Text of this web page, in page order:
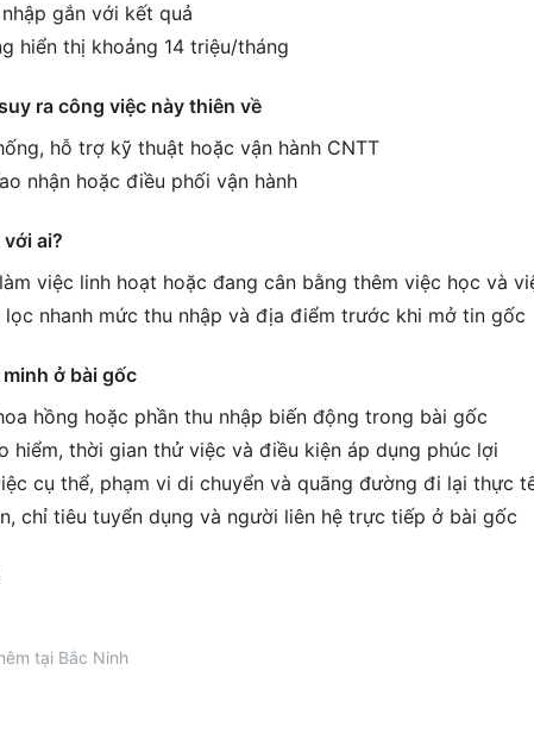
gắn với kết quả
hiển thị khoảng 14 triệu/tháng
ra công việc này thiên về
hỗ trợ kỹ thuật hoặc vận hành CNTT
nhận hoặc điều phối vận hành
ai?
việc linh hoạt hoặc đang cân bằng thêm việc học và
lọc nhanh mức thu nhập và địa điểm trước khi mở tin gốc
ở bài gốc
hồng hoặc phần thu nhập biến động trong bài gốc
hiểm, thời gian thử việc và điều kiện áp dụng phúc lợi
cụ thể, phạm vi di chuyển và quãng đường đi lại thực
chỉ tiêu tuyển dụng và người liên hệ trực tiếp ở bài gốc
tại Bắc Ninh